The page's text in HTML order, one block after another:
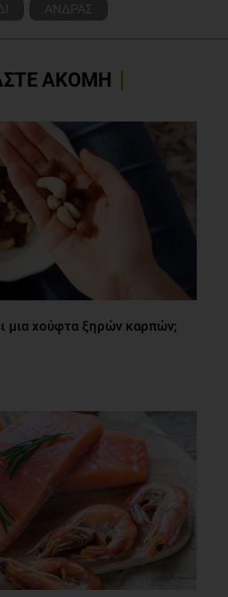
ΑΝΔΡΑΣ
ΑΚΟΜΗ
μια χούφτα ξηρών καρπών;